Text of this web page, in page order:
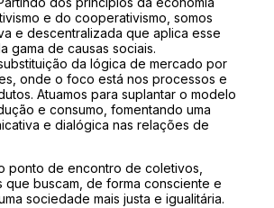
e do cooperativismo, somos
e descentralizada que aplica esse
gama de causas sociais.
da lógica de mercado por
onde o foco está nos processos e
Atuamos para suplantar o modelo
e consumo, fomentando uma
e dialógica nas relações de
ponto de encontro de coletivos,
buscam, de forma consciente e
sociedade mais justa e igualitária.